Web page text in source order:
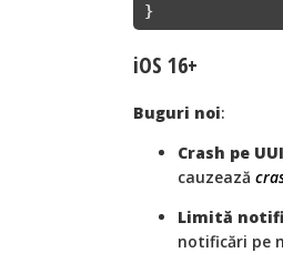
}
iOS 16+
Buguri noi:
Crash pe
cauzează
Limită
notificări pe